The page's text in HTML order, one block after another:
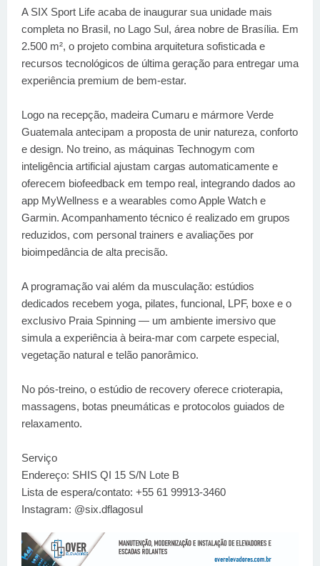
A SIX Sport Life acaba de inaugurar sua unidade mais
completa no Brasil, no Lago Sul, área nobre de Brasília. Em
2.500 m², o projeto combina arquitetura sofisticada e
recursos tecnológicos de última geração para entregar uma
experiência premium de bem-estar.
Logo na recepção, madeira Cumaru e mármore Verde
Guatemala antecipam a proposta de unir natureza, conforto
e design. No treino, as máquinas Technogym com
inteligência artificial ajustam cargas automaticamente e
oferecem biofeedback em tempo real, integrando dados ao
app MyWellness e a wearables como Apple Watch e
Garmin. Acompanhamento técnico é realizado em grupos
reduzidos, com personal trainers e avaliações por
bioimpedância de alta precisão.
A programação vai além da musculação: estúdios
dedicados recebem yoga, pilates, funcional, LPF, boxe e o
exclusivo Praia Spinning — um ambiente imersivo que
simula a experiência à beira-mar com carpete especial,
vegetação natural e telão panorâmico.
No pós-treino, o estúdio de recovery oferece crioterapia,
massagens, botas pneumáticas e protocolos guiados de
relaxamento.
Serviço
Endereço: SHIS QI 15 S/N Lote B
Lista de espera/contato: +55 61 99913-3460
Instagram: @six.dflagosul